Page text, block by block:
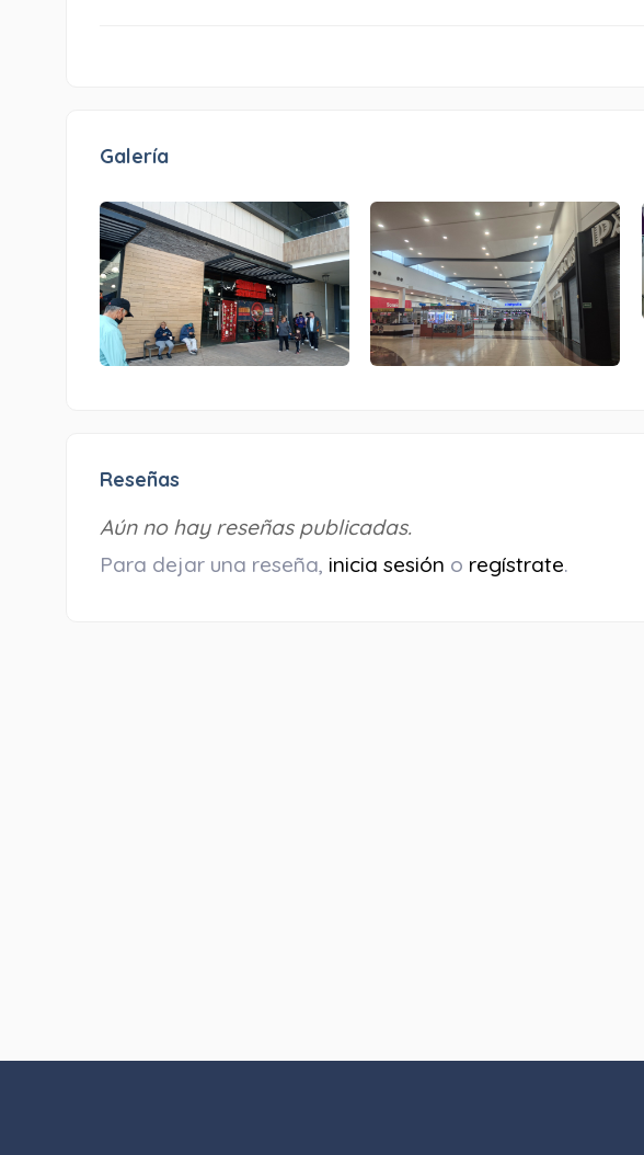
Galería
Reseñas
Aún no hay reseñas publicadas.
Para dejar una reseña, inicia sesión o regístrate.